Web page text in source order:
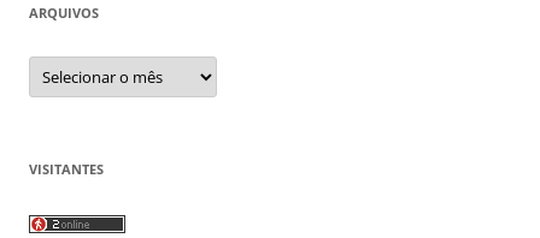
ARQUIVOS
Arquivos
VISITANTES